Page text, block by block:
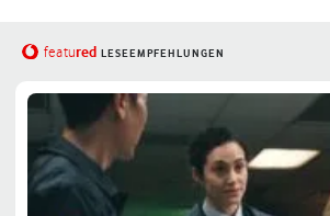
featured LESEEMPFEHLUNGEN